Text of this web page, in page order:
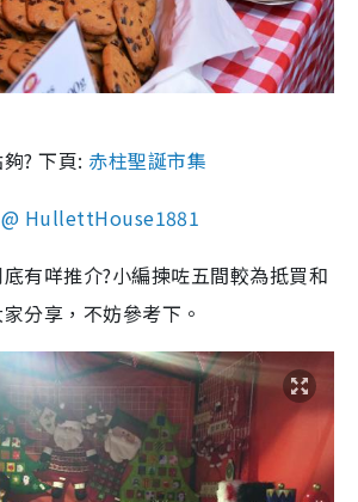
? 下頁: 赤柱聖誕市集
HullettHouse1881
有咩推介?小編揀咗五間較為抵買和
分享，不妨參考下。